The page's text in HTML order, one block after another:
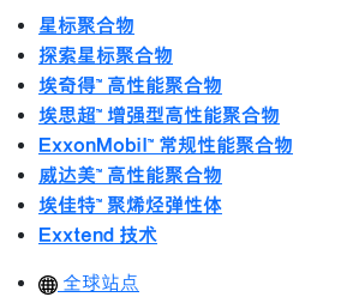
星标聚合物
探索星标聚合物
埃奇得™ 高性能聚合物
埃思超™ 增强型高性能聚合物
ExxonMobil™ 常规性能聚合物
威达美™ 高性能聚合物
埃佳特™ 聚烯烃弹性体
Exxtend 技术
全球站点